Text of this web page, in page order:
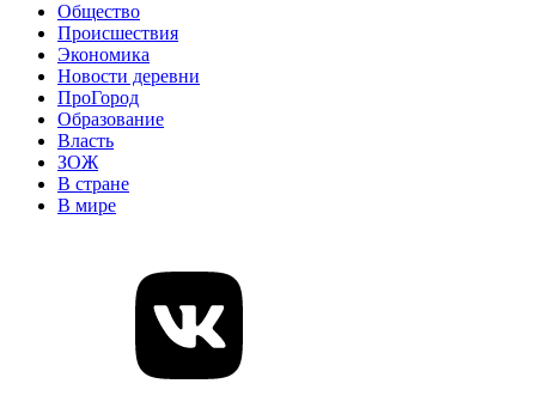
Общество
Происшествия
Экономика
Новости деревни
ПроГород
Образование
Власть
ЗОЖ
В стране
В мире